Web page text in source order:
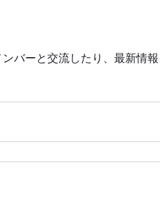
バーと交流したり、最新情